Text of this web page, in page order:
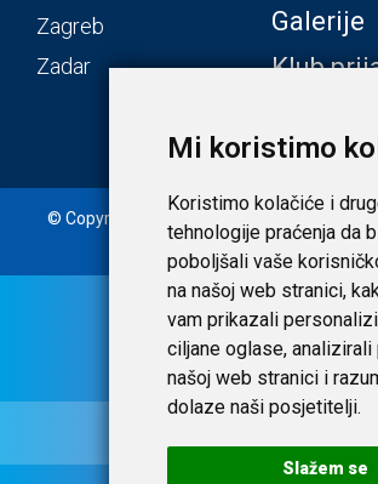
Mi koristimo
Koristimo kolačiće i
tehnologije praćenja da
poboljšali vaše
na našoj web stranici,
vam prikazali
ciljane oglase, analizirali
našoj web stranici i
dolaze naši posjetitelji.
Slažem se
Zagreb
Zadar
Galerije
Klub
© Copyright 2020. Laudato d.o.o. | Tečaj
7,53450 HRK | Uvjeti i